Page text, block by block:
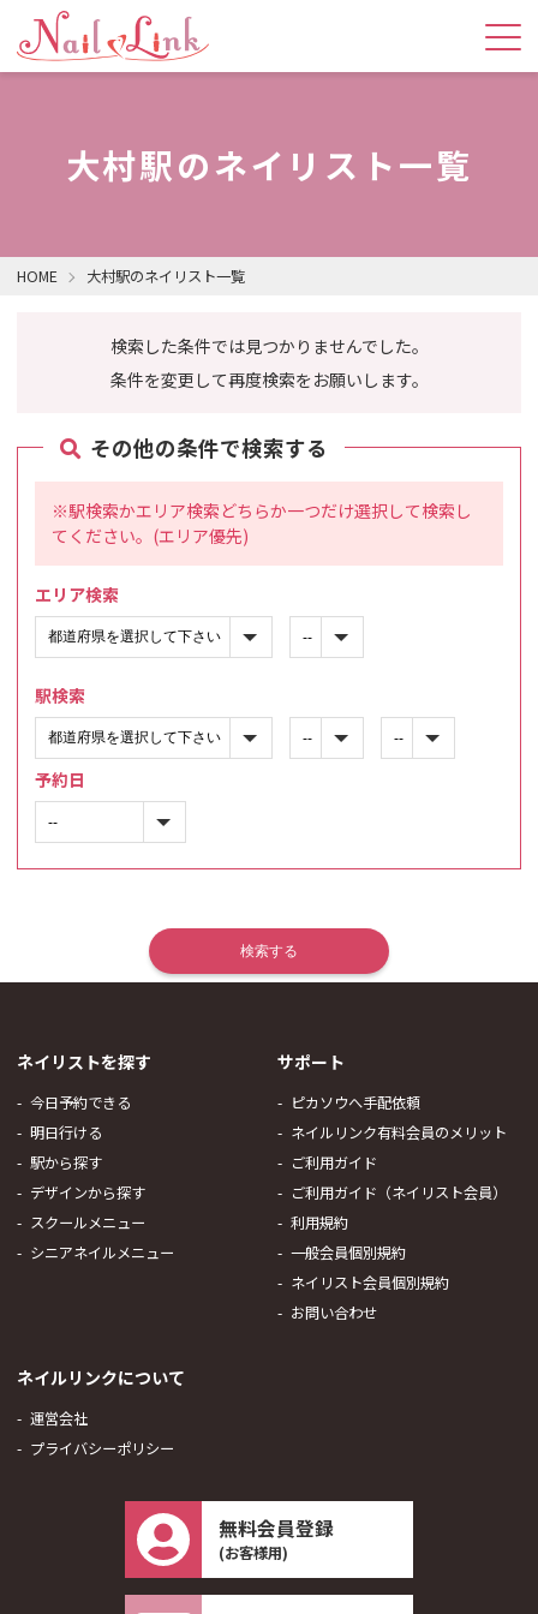
大村駅のネイリスト一覧
HOME 大村駅のネイリスト一覧
検索した条件では見つかりませんでした。
条件を変更して再度検索をお願いします。
その他の条件で検索する
※駅検索かエリア検索どちらか一つだけ選択して検索し
てください。(エリア優先)
エリア検索
駅検索
予約日
ネイリストを探す
今日予約できる
明日行ける
駅から探す
デザインから探す
スクールメニュー
シニアネイルメニュー
サポート
ピカソウへ手配依頼
ネイルリンク有料会員のメリット
ご利用ガイド
ご利用ガイド（ネイリスト会員）
利用規約
一般会員個別規約
ネイリスト会員個別規約
お問い合わせ
ネイルリンクについて
運営会社
プライバシーポリシー
無料会員登録
(お客様用)